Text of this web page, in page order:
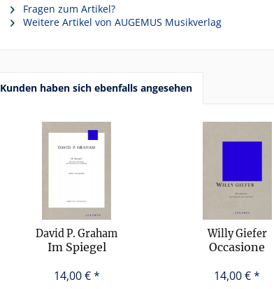
Fragen zum Artikel?
Weitere Artikel von AUGEMUS Musikverlag
Kunden haben sich ebenfalls angesehen
David P. Graham
Im Spiegel
14,00 € *
Willy Giefer
Occasione
14,00 € *